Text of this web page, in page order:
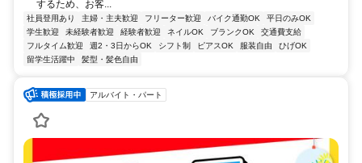
するため、お客...
社員登用あり 主婦・主夫歓迎 フリーター歓迎 バイク通勤OK
平日のみOK
学生歓迎
未経験者歓迎 経験者歓迎 ネイルOK ブランクOK
交通費支給
フルタイム歓迎
週2・3日からOK シフト制 ピアスOK 服装自由
ひげOK
留学生活躍中
髪型・髪色自由
アルバイト・パート